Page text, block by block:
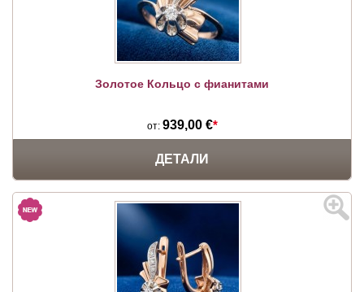
Золотое Кольцо с фианитами
от: 939,00 €*
ДЕТАЛИ